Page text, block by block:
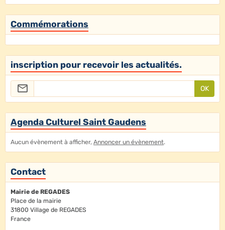
Commémorations
inscription pour recevoir les actualités.
OK
Agenda Culturel Saint Gaudens
Aucun évènement à afficher, Annoncer un évènement.
Contact
Mairie de REGADES
Place de la mairie
31800 Village de REGADES
France